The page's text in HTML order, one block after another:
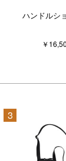
ハンドルシ
￥
3